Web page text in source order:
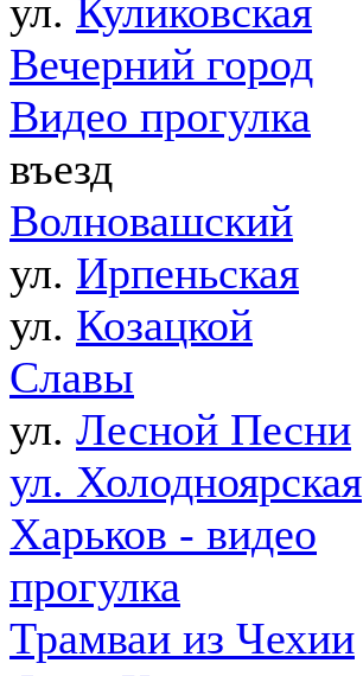
ул. Куликовская
Вечерний город
Видео прогулка
въезд
Волновашский
ул. Ирпеньская
ул. Козацкой
Славы
ул. Лесной Песни
ул. Холодноярская
Харьков - видео
прогулка
Трамваи из Чехии